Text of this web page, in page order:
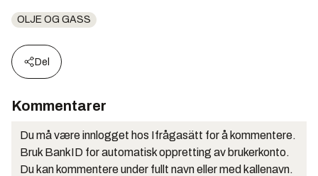
OLJE OG GASS
Del
Kommentarer
Du må være innlogget hos Ifrågasätt for å kommentere.
Bruk BankID for automatisk oppretting av brukerkonto.
Du kan kommentere under fullt navn eller med kallenavn.